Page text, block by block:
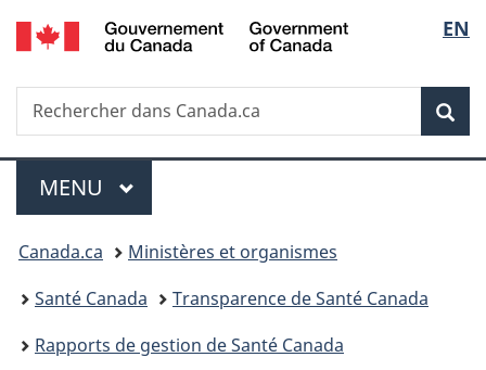
Passer
au
principal
Passer
à
Au
du
Passer
à
version
simplifiée
de
la
EN
Recherche
Rechercher
dans
Menu
MENU PRINCIPAL
Vous
êtes
ici :
Canada.ca
Ministères et organismes
Santé Canada
Transparence de Santé Canada
Rapports de gestion de Santé Canada